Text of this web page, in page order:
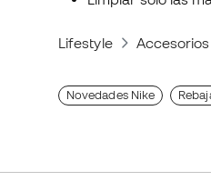
Lifestyle
Novedades Nike